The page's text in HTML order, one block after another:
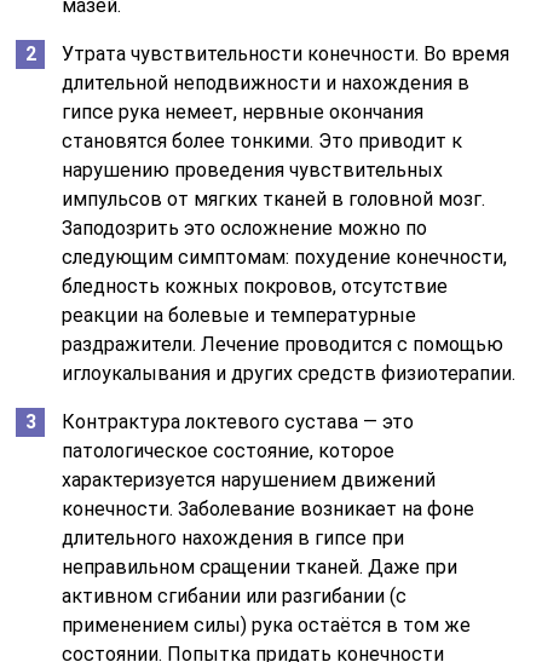
мазей.
Утрата чувствительности конечности. Во время
длительной неподвижности и нахождения в
гипсе рука немеет, нервные окончания
становятся более тонкими. Это приводит к
нарушению проведения чувствительных
импульсов от мягких тканей в головной мозг.
Заподозрить это осложнение можно по
следующим симптомам: похудение конечности,
бледность кожных покровов, отсутствие
реакции на болевые и температурные
раздражители. Лечение проводится с помощью
иглоукалывания и других средств физиотерапии.
Контрактура локтевого сустава — это
патологическое состояние, которое
характеризуется нарушением движений
конечности. Заболевание возникает на фоне
длительного нахождения в гипсе при
неправильном сращении тканей. Даже при
активном сгибании или разгибании (с
применением силы) рука остаётся в том же
состоянии. Попытка придать конечности